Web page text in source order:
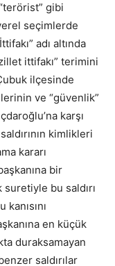
gibi
seçimlerde
adı altında
ittifakı” terimini
ilçesinde
ve “güvenlik”
karşı
kimlikleri
kararı
bir
bu saldırı
en küçük
duraksamayan
saldırılar